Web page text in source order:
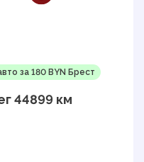
за 180 BYN Брест
44899 км